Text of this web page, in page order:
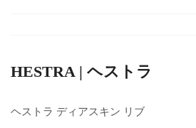
HESTRA | ヘストラ
ヘストラ ディアスキン リブ